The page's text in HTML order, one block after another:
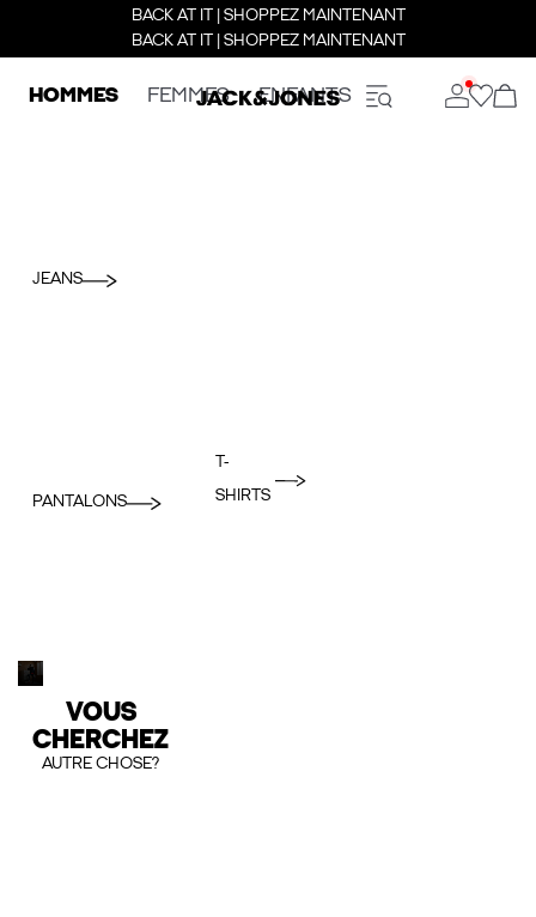
BACK AT IT | SHOPPEZ MAINTENANT
BACK AT IT | SHOPPEZ MAINTENANT
HOMMES FEMMES ENFANTS
JEANS
PANTALONS
T-
SHIRTS
VOUS
CHERCHEZ
AUTRE CHOSE?